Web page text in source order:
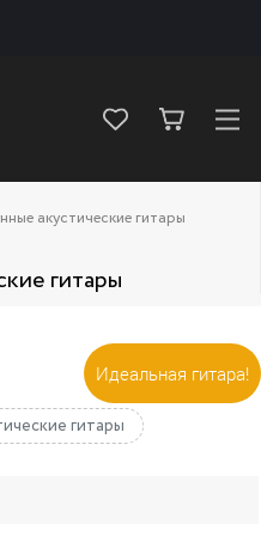
акустические гитары
гитары
гитары
Идеальная гитара!